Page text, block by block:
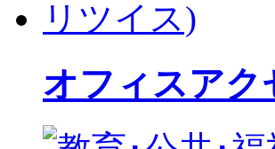
オフィスアク